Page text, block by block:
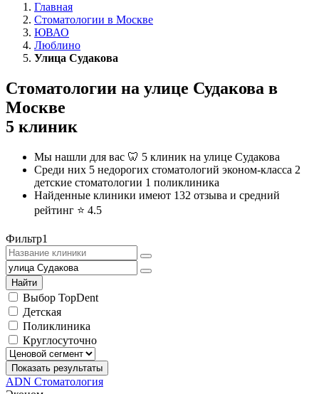
Главная
Стоматологии в Москве
ЮВАО
Люблино
Улица Судакова
Стоматологии на улице Судакова в
Москве
5 клиник
Мы нашли для вас 🦷 5 клиник на улице Судакова
Среди них 5 недорогих стоматологий эконом-класса 2
детские стоматологии 1 поликлиника
Найденные клиники имеют 132 отзыва и средний
рейтинг ⭐️ 4.5
Фильтр1
Найти
Выбор TopDent
Детская
Поликлиника
Круглосуточно
Показать результаты
ADN Стоматология